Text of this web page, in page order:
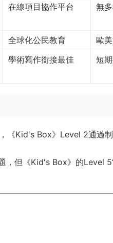
在線項目協作平台 無
全球化公民教育 歐
學術寫作銜接最佳 短
，《Kid's Box》Level 2通過
，但《Kid's Box》的Level